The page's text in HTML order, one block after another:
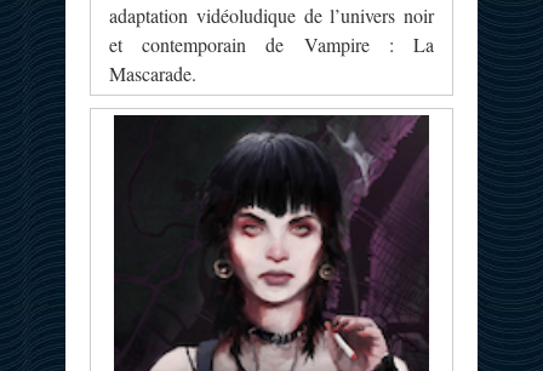
adaptation vidéoludique de l’univers noir
et contemporain de Vampire : La
Mascarade.